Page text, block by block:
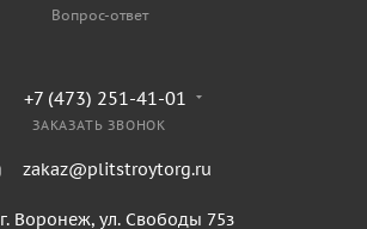
Вопрос-ответ
+7 (473) 251-41-01
ЗАКАЗАТЬ ЗВОНОК
zakaz@plitstroytorg.ru
г. Воронеж, ул. Свободы 75з